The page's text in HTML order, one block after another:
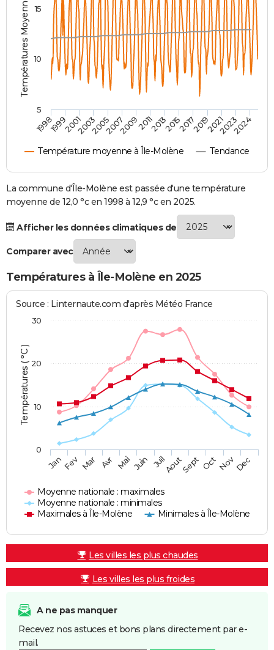
Destinations
City break
Voyage nature
Voyage de noces
Forum
Climat
PHOTO
GUIDES D'ACHAT
BONS PLANS
CARTE DE VOEUX
Carte de Noël
Carte Bonne année
Carte Saint-Valentin
Carte Pâques
Carte d'anniversaire
DICTIONNAIRE
S'inscrire
Se connecter
Lycées
Collèges
Primaires
Universités
Entreprises
Service militaire
Avis de recherche
AVIS DE DÉCÈS
Températures Moyennes ( °C )
Température moyenne à Île-Molène Tendance
199819992001200320052007200920112013201520172019202120232024
5
10
15
La commune d'Île-Molène est passée d'une température
moyenne de 12,0 °c en 1998 à 12,9 °c en 2025.
Afficher les données climatiques de
Comparer avec
Températures à Île-Molène en 2025
Températures ( °C )
Source : Linternaute.com d'après Météo France
Moyenne nationale : maximales
Moyenne nationale : minimales
Maximales à Île-Molène
Minimales à Île-Molène
JanFev Mar Avr Mai Juin JuilAoutSept OctNovDec
0
10
20
30
Les villes les plus chaudes
Les villes les plus froides
A ne pas manquer
Recevez nos astuces et bons plans directement par e-
mail.